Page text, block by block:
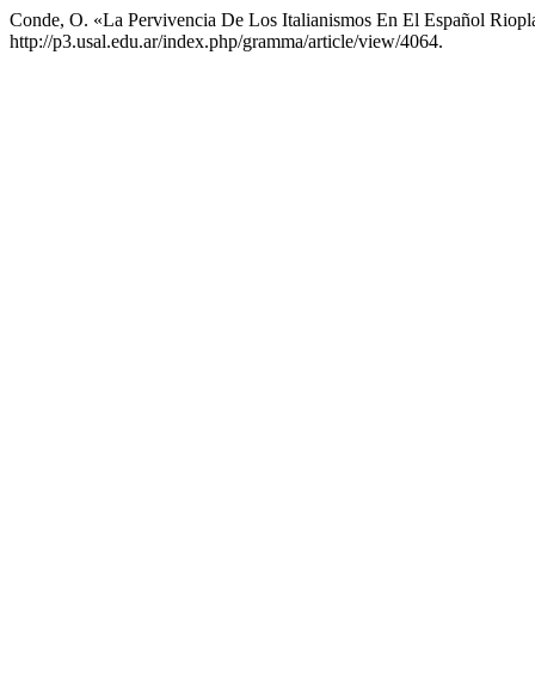
Conde, O. «La Pervivencia De Los Italianismos En El Español
http://p3.usal.edu.ar/index.php/gramma/article/view/4064.